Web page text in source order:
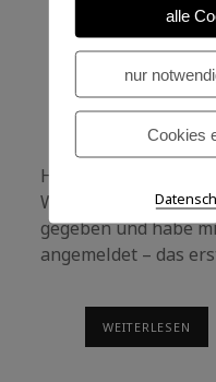
Einer trage
ihr das
Halten Sie sich fit?
Wochen selbst
gegeben und habe
angemeldet – das
WEITERLESEN
alle
nur
Cookies